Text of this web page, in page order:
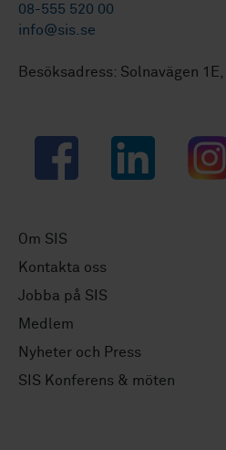
08-555 520 00
info@sis.se
Besöksadress: Solnavägen
Facebook LinkedIn
Om SIS
Kontakta oss
Jobba på SIS
Medlem
Nyheter och Press
SIS Konferens & möten